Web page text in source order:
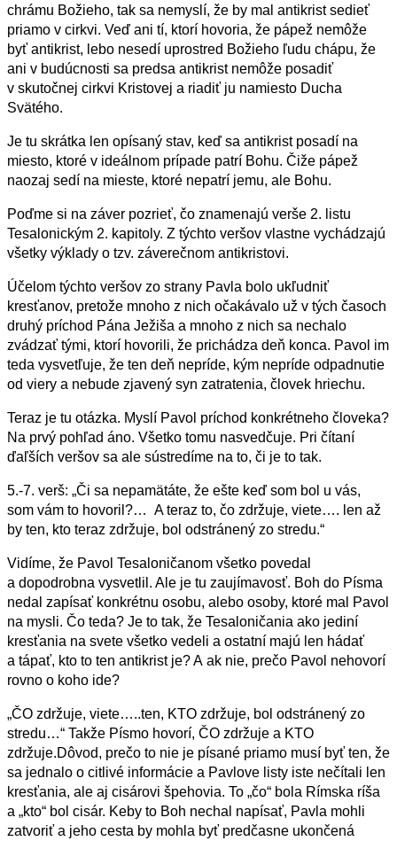
chrámu Božieho, tak sa nemyslí, že by mal antikrist sedieť
priamo v cirkvi. Veď ani tí, ktorí hovoria, že pápež nemôže
byť antikrist, lebo nesedí uprostred Božieho ľudu chápu, že
ani v budúcnosti sa predsa antikrist nemôže posadiť
v skutočnej cirkvi Kristovej a riadiť ju namiesto Ducha
Svätého.
Je tu skrátka len opísaný stav, keď sa antikrist posadí na
miesto, ktoré v ideálnom prípade patrí Bohu. Čiže pápež
naozaj sedí na mieste, ktoré nepatrí jemu, ale Bohu.
Poďme si na záver pozrieť, čo znamenajú verše 2. listu
Tesalonickým 2. kapitoly. Z týchto veršov vlastne vychádzajú
všetky výklady o tzv. záverečnom antikristovi.
Účelom týchto veršov zo strany Pavla bolo ukľudniť
kresťanov, pretože mnoho z nich očakávalo už v tých časoch
druhý príchod Pána Ježiša a mnoho z nich sa nechalo
zvádzať tými, ktorí hovorili, že prichádza deň konca. Pavol im
teda vysvetľuje, že ten deň nepríde, kým nepríde odpadnutie
od viery a nebude zjavený syn zatratenia, človek hriechu.
Teraz je tu otázka. Myslí Pavol príchod konkrétneho človeka?
Na prvý pohľad áno. Všetko tomu nasvedčuje. Pri čítaní
ďaľších veršov sa ale sústredíme na to, či je to tak.
5.-7. verš: „Či sa nepamätáte, že ešte keď som bol u vás,
som vám to hovoril?… A teraz to, čo zdržuje, viete…. len až
by ten, kto teraz zdržuje, bol odstránený zo stredu.“
Vidíme, že Pavol Tesaloničanom všetko povedal
a dopodrobna vysvetlil. Ale je tu zaujímavosť. Boh do Písma
nedal zapísať konkrétnu osobu, alebo osoby, ktoré mal Pavol
na mysli. Čo teda? Je to tak, že Tesaloničania ako jediní
kresťania na svete všetko vedeli a ostatní majú len hádať
a tápať, kto to ten antikrist je? A ak nie, prečo Pavol nehovorí
rovno o koho ide?
„ČO zdržuje, viete…..ten, KTO zdržuje, bol odstránený zo
stredu…“ Takže Písmo hovorí, ČO zdržuje a KTO
zdržuje.Dôvod, prečo to nie je písané priamo musí byť ten, že
sa jednalo o citlivé informácie a Pavlove listy iste nečítali len
kresťania, ale aj cisárovi špehovia. To „čo“ bola Rímska ríša
a „kto“ bol cisár. Keby to Boh nechal napísať, Pavla mohli
zatvoriť a jeho cesta by mohla byť predčasne ukončená